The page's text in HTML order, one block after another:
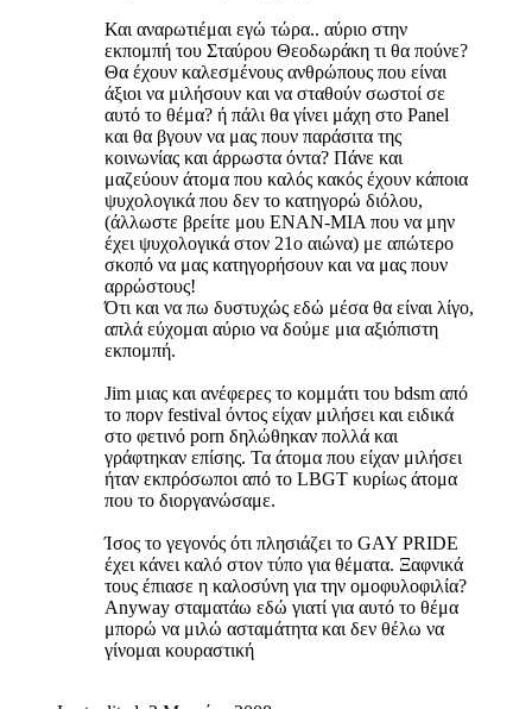
Και αναρωτιέμαι εγώ τώρα.. αύριο στην
εκπομπή του Σταύρου Θεοδωράκη τι θα πούνε?
Θα έχουν καλεσμένους ανθρώπους που είναι
άξιοι να μιλήσουν και να σταθούν σωστοί σε
αυτό το θέμα? ή πάλι θα γίνει μάχη στο Panel
και θα βγουν να μας πουν παράσιτα της
κοινωνίας και άρρωστα όντα? Πάνε και
μαζεύουν άτομα που καλός κακός έχουν κάποια
ψυχολογικά που δεν το κατηγορώ διόλου,
(άλλωστε βρείτε μου ΕΝΑΝ-ΜΙΑ που να μην
έχει ψυχολογικά στον 21ο αιώνα) με απώτερο
σκοπό να μας κατηγορήσουν και να μας πουν
αρρώστους!
Ότι και να πω δυστυχώς εδώ μέσα θα είναι λίγο,
απλά εύχομαι αύριο να δούμε μια αξιόπιστη
εκπομπή.
Jim μιας και ανέφερες το κομμάτι του bdsm από
το πορν festival όντος είχαν μιλήσει και ειδικά
στο φετινό porn δηλώθηκαν πολλά και
γράφτηκαν επίσης. Τα άτομα που είχαν μιλήσει
ήταν εκπρόσωποι από το LBGT κυρίως άτομα
που το διοργανώσαμε.
Ίσος το γεγονός ότι πλησιάζει το GAY PRIDE
έχει κάνει καλό στον τύπο για θέματα. Ξαφνικά
τους έπιασε η καλοσύνη για την ομοφυλοφιλία?
Anyway σταματάω εδώ γιατί για αυτό το θέμα
μπορώ να μιλώ ασταμάτητα και δεν θέλω να
γίνομαι κουραστική